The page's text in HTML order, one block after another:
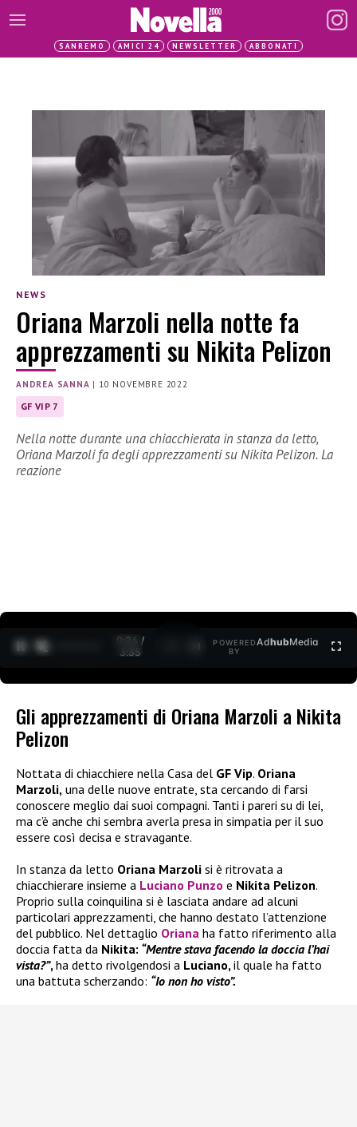
SANREMO AMICI 24 NEWSLETTER ABBONATI
NEWS
Oriana Marzoli nella notte fa
apprezzamenti su Nikita Pelizon
ANDREA SANNA | 10 NOVEMBRE 2022
GF VIP 7
Nella notte durante una chiacchierata in stanza da letto,
Oriana Marzoli fa degli apprezzamenti su Nikita Pelizon. La
reazione
0:28 /
3:35
POWERED
BY
AdhubMedia
Gli apprezzamenti di Oriana Marzoli a Nikita
Pelizon
Nottata di chiacchiere nella Casa del GF Vip. Oriana
Marzoli, una delle nuove entrate, sta cercando di farsi
conoscere meglio dai suoi compagni. Tanti i pareri su di lei,
ma c’è anche chi sembra averla presa in simpatia per il suo
essere così decisa e stravagante.
In stanza da letto Oriana Marzoli si è ritrovata a
chiacchierare insieme a Luciano Punzo e Nikita Pelizon.
Proprio sulla coinquilina si è lasciata andare ad alcuni
particolari apprezzamenti, che hanno destato l’attenzione
del pubblico. Nel dettaglio Oriana ha fatto riferimento alla
doccia fatta da Nikita: “Mentre stava facendo la doccia l’hai
vista?”,ha detto rivolgendosi a Luciano,il quale ha fatto
una battuta scherzando: “Io non ho visto”.